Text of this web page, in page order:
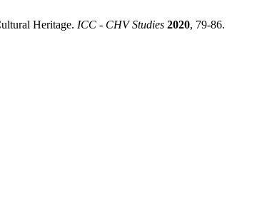
Heritage. ICC - CHV Studies 2020, 79-86.